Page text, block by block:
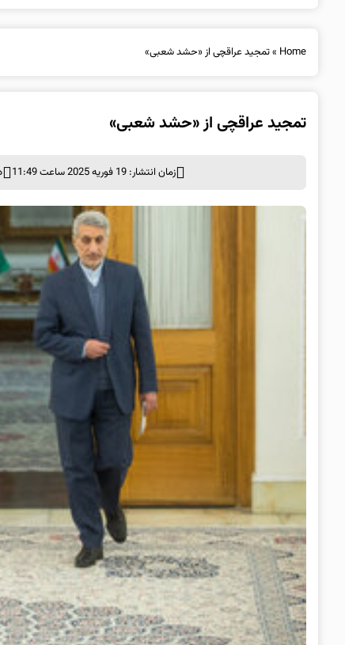
Home
»تمجید عراقچی از «حشد شعبی»
تمجید عراقچی از «حشد شعبی»
زمان انتشار: 19 فوریه 2025 ساعت 11:49